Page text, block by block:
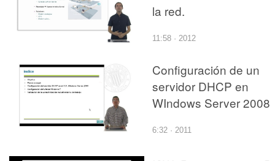
la red.
11:58 · 2012
Configuración de un
servidor DHCP en
WIndows Server 2008
6:32 · 2011